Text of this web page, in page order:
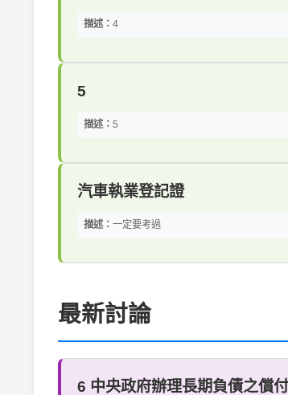
描述： 4
5
描述： 5
汽車執業登記證
描述： 一定要考過
最新討論
6 中央政府辦理長期負債之償